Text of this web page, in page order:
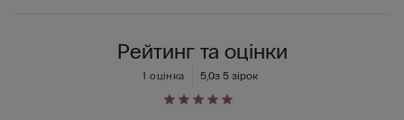
Рейтинг та оцінки
5,0з 5 зірок
1 оцінка